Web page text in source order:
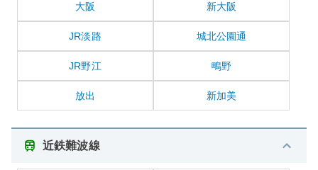
大阪 新大阪
JR淡路 城北公園通
JR野江 鴫野
放出 新加美
近鉄難波線